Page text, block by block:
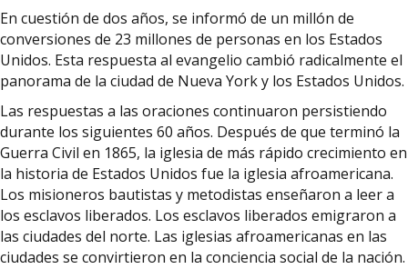
En cuestión de dos años, se informó de un millón de
conversiones de 23 millones de personas en los Estados
Unidos. Esta respuesta al evangelio cambió radicalmente el
panorama de la ciudad de Nueva York y los Estados Unidos.
Las respuestas a las oraciones continuaron persistiendo
durante los siguientes 60 años. Después de que terminó la
Guerra Civil en 1865, la iglesia de más rápido crecimiento en
la historia de Estados Unidos fue la iglesia afroamericana.
Los misioneros bautistas y metodistas enseñaron a leer a
los esclavos liberados. Los esclavos liberados emigraron a
las ciudades del norte. Las iglesias afroamericanas en las
ciudades se convirtieron en la conciencia social de la nación.